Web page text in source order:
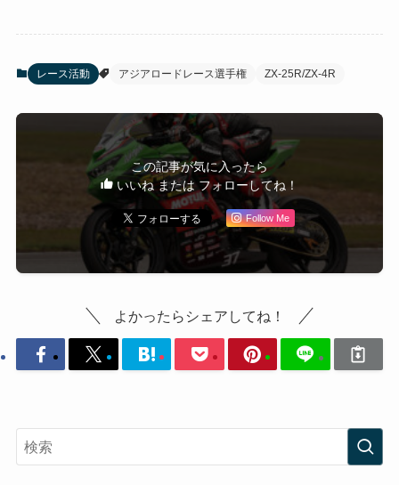
レース活動 アジアロードレース選手権 ZX-25R/ZX-4R
この記事が気に入ったら
いいね または フォローしてね！
Follow Me
よかったらシェアしてね！